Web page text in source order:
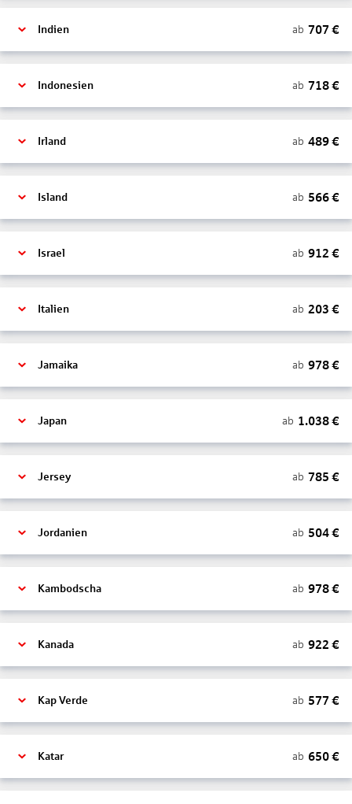
Indien ab 707 €
Indonesien ab 718€
Irland ab 489€
Island ab 566€
Israel ab 912 €
Italien ab 203 €
Jamaika ab 978€
Japan ab 1.038€
Jersey ab 785 €
Jordanien ab 504€
Kambodscha ab 978€
Kanada ab 922 €
Kap Verde ab 577 €
Katar ab 650€